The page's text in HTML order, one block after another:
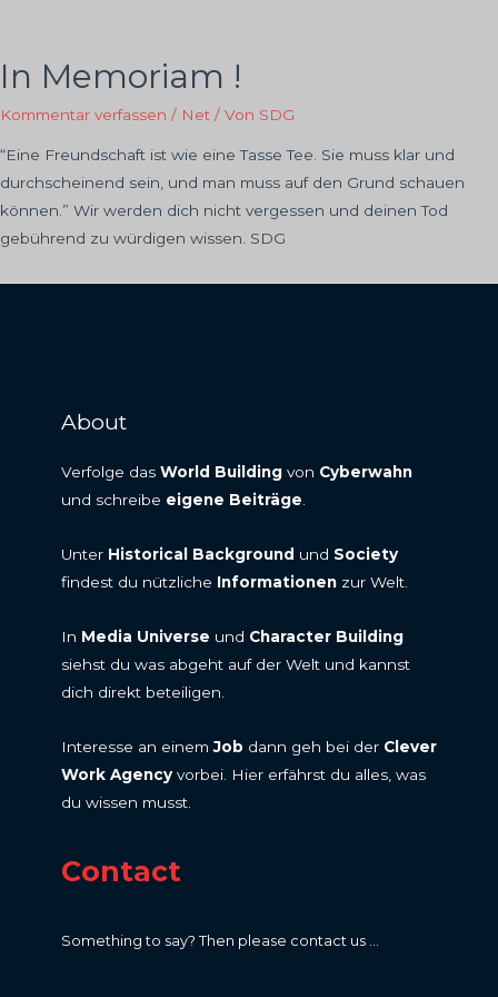
In Memoriam !
Kommentar verfassen / Net / Von SDG
“Eine Freundschaft ist wie eine Tasse Tee. Sie muss klar und
durchscheinend sein, und man muss auf den Grund schauen
können.” Wir werden dich nicht vergessen und deinen Tod
gebührend zu würdigen wissen. SDG
About
Verfolge das World Building von Cyberwahn
und schreibe eigene Beiträge
Unter Historical Background und Society
findest du nützliche Informationen zur Welt.
In Media Universe und Character Building
siehst du was abgeht auf der Welt und kannst
dich direkt beteiligen.
Interesse an einemJob dann geh bei der Clever
Work Agencyvorbei. Hier erfährst du alles, was
du wissen musst.
Contact
Something to say? Then please contact us ...